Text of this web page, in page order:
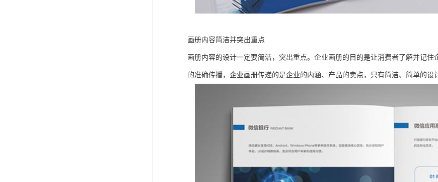
画册内容简洁并突出重点
画册内容的设计一定要简洁，突出重点。企业画册的目的是让消费者了解并记
的准确传播，企业画册传递的是企业的内涵、产品的卖点，只有简洁、简单的设